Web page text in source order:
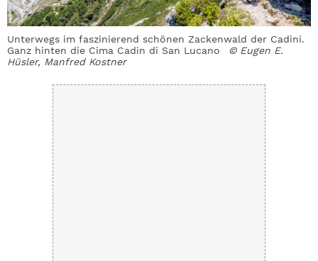
Unterwegs im faszinierend schönen Zackenwald der Cadini.
Ganz hinten die Cima Cadin di San Lucano
© Eugen E.
Hüsler, Manfred Kostner